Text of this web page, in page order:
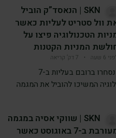
SKN | הנאסד”ק הוביל
וול סטריט לעליות כאשר
הטכנולוגיה פיצו על
המניות הקטנות
6 שעה • 7 דק’ קריאה
שווקי המניות בארצות הברית נסחרו ברובם בעליות ב-7
המשיכו להוביל את המגמה
SKN | שווקי אסיה במגמה
מעורבת ב-7 באוגוסט כאשר